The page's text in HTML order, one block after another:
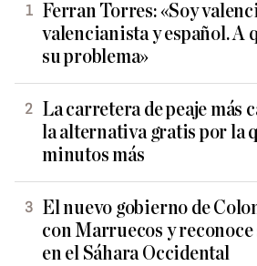
Ferran Torres: «Soy
valencianista y español. A
su problema»
La carretera de peaje más
la alternativa gratis por la
minutos más
El nuevo gobierno de
con Marruecos y reconoce
en el Sáhara Occidental